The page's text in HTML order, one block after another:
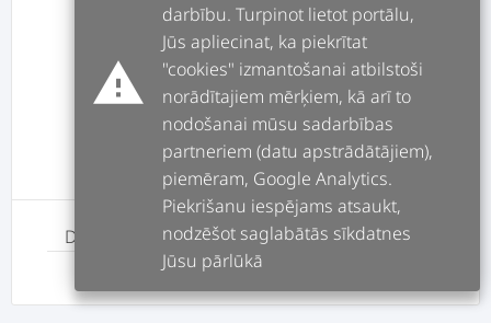
assignment DARBI
forumPOSTI
ATSAUKSMES
Darbs Maksa
warning
darbību. Turpinot lietot portālu,
Jūs apliecinat, ka piekrītat
"cookies" izmantošanai atbilstoši
norādītajiem mērķiem, kā arī to
nodošanai mūsu sadarbības
partneriem (datu apstrādātājiem),
piemēram, Google Analytics.
Piekrišanu iespējams atsaukt,
nodzēšot saglabātās sīkdatnes
Jūsu pārlūkā